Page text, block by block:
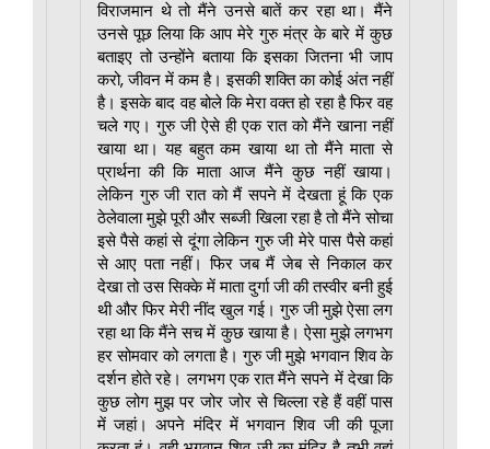
विराजमान थे तो मैंने उनसे बातें कर रहा था। मैंने
उनसे पूछ लिया कि आप मेरे गुरु मंत्र के बारे में कुछ
बताइए तो उन्होंने बताया कि इसका जितना भी जाप
करो, जीवन में कम है। इसकी शक्ति का कोई अंत नहीं
है। इसके बाद वह बोले कि मेरा वक्त हो रहा है फिर वह
चले गए। गुरु जी ऐसे ही एक रात को मैंने खाना नहीं
खाया था। यह बहुत कम खाया था तो मैंने माता से
प्रार्थना की कि माता आज मैंने कुछ नहीं खाया।
लेकिन गुरु जी रात को मैं सपने में देखता हूं कि एक
ठेलेवाला मुझे पूरी और सब्जी खिला रहा है तो मैंने सोचा
इसे पैसे कहां से दूंगा लेकिन गुरु जी मेरे पास पैसे कहां
से आए पता नहीं। फिर जब मैं जेब से निकाल कर
देखा तो उस सिक्के में माता दुर्गा जी की तस्वीर बनी हुई
थी और फिर मेरी नींद खुल गई। गुरु जी मुझे ऐसा लग
रहा था कि मैंने सच में कुछ खाया है। ऐसा मुझे लगभग
हर सोमवार को लगता है। गुरु जी मुझे भगवान शिव के
दर्शन होते रहे। लगभग एक रात मैंने सपने में देखा कि
कुछ लोग मुझ पर जोर जोर से चिल्ला रहे हैं वहीं पास
में जहां। अपने मंदिर में भगवान शिव जी की पूजा